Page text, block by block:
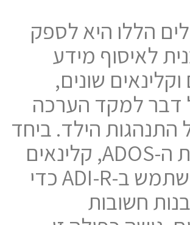
הללו היא לספק
לאיסוף מידע
שונים,
דבר למקד הערכה
הילד. ביחד
עם העברת ה-ADOS, קלינאים
יכולים להשתמש ב-ADI-R כדי
חשובות